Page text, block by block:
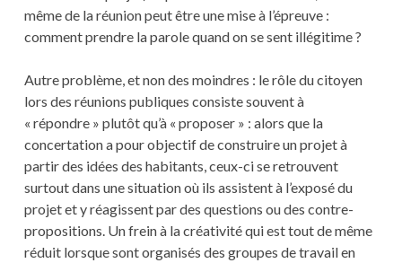
même de la réunion peut être une mise à l’épreuve :
comment prendre la parole quand on se sent illégitime ?
Autre problème, et non des moindres : le rôle du citoyen
lors des réunions publiques consiste souvent à
« répondre » plutôt qu’à « proposer » : alors que la
concertation a pour objectif de construire un projet à
partir des idées des habitants, ceux-ci se retrouvent
surtout dans une situation où ils assistent à l’exposé du
projet et y réagissent par des questions ou des contre-
propositions. Un frein à la créativité qui est tout de même
réduit lorsque sont organisés des groupes de travail en